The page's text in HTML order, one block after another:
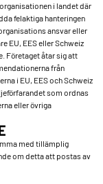
i landet där
felaktiga hanteringen
ansvar eller
EU, EES eller Schweiz
Företaget åtar sig att
från
i EU, EES och Schweiz
som ordnas
eller övriga
med tillämplig
om detta att postas av